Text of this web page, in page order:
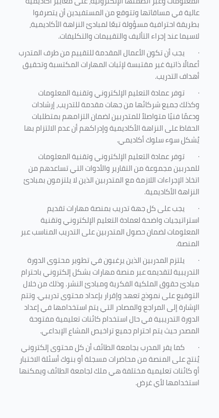
عالية في مساقاتها وتتوقع من المستفيدين أن يتصرفوا
بطريقة احترافية مسؤولة تبعًا لمبادئ النزاهة الأكاديمية،
لاسيما عند إجراء التأليف والتقييمات والتكليفات.
· يجب أن تكون الأعمال المقدمة للتقييم من طرف المتدرب
أعمالًا ذاتية غير مقتبسة لإثبات المهارات المكتسبة وتحقيق
أهداف التدريب.
· توفر عمادة التعليم الإلكتروني وتقنية المعلومات
وكذلك جميع شركائها من جهات مقدمة للتدريب، إرشادات
ودعمًا فنيًا متواصلاً للمتدربين لضمان التزامهم بمتطلبات
الحفاظ على النزاهة الأكاديمية وإدراكهم أن عدم الالتزام بها
يُشكل سوء سلوك أكاديمي.
· توفر عمادة التعليم الإلكتروني وتقنية المعلومات
للمدربين مجموعة من التقارير والأدوات التي تساعدهم من
اتخاذ الإجراءات اللازمة مع المتدربين الذين لا يلتزمون بمبادئ
النزاهة الأكاديمية.
· يجب على كل جهة تدريب بمنصة مهارات تقديم
استراتيجيات واضحة لعمادة التعليم الإلكتروني وتقنية
المعلومات لضمان حصول المتدربين على التدريب المناسب عبر
المنصة.
· يلتزم المدربين الذين يرغبون في تطوير محتوى الدورة
التدريبية لتقديمه عبر منصة مهارات بشكل إلكتروني باحترام
مبادئ حقوق الملكية الفكرية ومبادئ النشر. وذلك من خلال
التوقيع على نموذج تعهد وإقرار بإعداد محتوى تدريبي. وتتم
الإشارة إلى المراجع والمصادر التي يتم استخدامها في إعداد
الدورة التدريبية في حال استخدام كائنات تعليمية مفتوحة
المصدر حيث يتم احترام جميع تراخيص المشاع الإبداعي.
· كما يقر المدرب بجامعة الطائف أن كل محتوى إلكتروني
يُنتج على المنصة من محاضرات مسجلة أو بنوك أسئلة الاختبار
أو كائنات تعليمية مختلفة هي ملك لجامعة الطائف ويمكنها
استخدامها لأي غرض.